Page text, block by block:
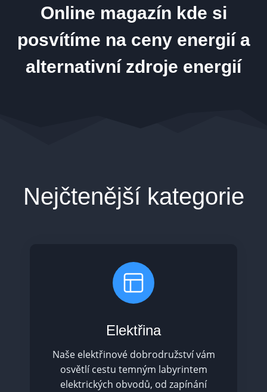
Online magazín kde si
posvítíme na ceny energií a
alternativní zdroje energií
Nejčtenější kategorie
Elektřina
Naše elektřinové dobrodružství vám
osvětlí cestu temným labyrintem
elektrických obvodů, od zapínání